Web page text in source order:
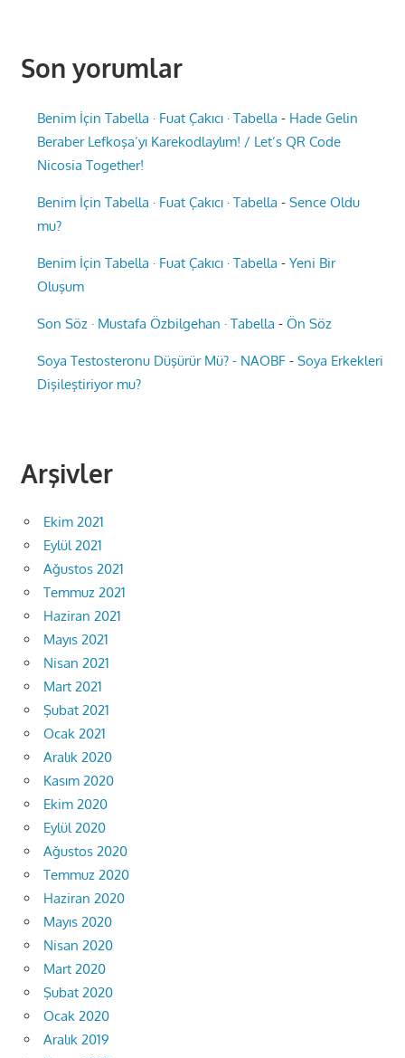
Son yorumlar
Benim İçin Tabella · Fuat Çakıcı · Tabella - Hade Gelin
Beraber Lefkoşa’yı Karekodlaylım! / Let’s QR Code
Nicosia Together!
Benim İçin Tabella · Fuat Çakıcı · Tabella -Sence Oldu
mu?
Benim İçin Tabella · Fuat Çakıcı · Tabella -Yeni Bir
Oluşum
Son Söz · Mustafa Özbilgehan · Tabella -Ön Söz
Soya Testosteronu Düşürür Mü? - NAOBF -Soya Erkekleri
Dişileştiriyor mu?
Arşivler
Ekim 2021
Eylül 2021
Ağustos 2021
Temmuz 2021
Haziran 2021
Mayıs 2021
Nisan 2021
Mart 2021
Şubat 2021
Ocak 2021
Aralık 2020
Kasım 2020
Ekim 2020
Eylül 2020
Ağustos 2020
Temmuz 2020
Haziran 2020
Mayıs 2020
Nisan 2020
Mart 2020
Şubat 2020
Ocak 2020
Aralık 2019